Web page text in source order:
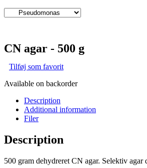
CN agar - 500 g
Tilføj som favorit
Available on backorder
Description
Additional information
Filer
Description
500 gram dehydreret CN agar. Selektiv